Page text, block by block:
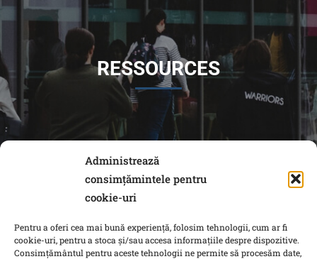
Administrează
consimțămintele pentru
cookie-uri
Pentru a oferi cea mai bună experiență, folosim tehnologii, cum ar fi
cookie-uri, pentru a stoca și/sau accesa informațiile despre dispozitive.
Consimțământul pentru aceste tehnologii ne permite să procesăm date,
RESSOURCES
Biblioteca Centrală Universitară „Carol I” (BCU)
Biblioteca CEREFREA Villa Noël